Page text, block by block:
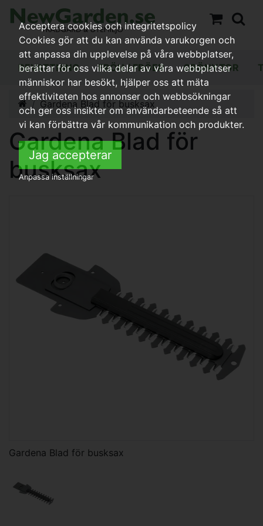
BEVATTNING FRÖN / FRÖER GRÖNYTOR
Gardena Blad för busksax
Gardena Blad för
busksax
Gardena Blad för busksax
Acceptera cookies och integritetspolicy
Cookies gör att du kan använda varukorgen och
att anpassa din upplevelse på våra webbplatser,
berättar för oss vilka delar av våra webbplatser
människor har besökt, hjälper oss att mäta
effektiviteten hos annonser och webbsökningar
och ger oss insikter om användarbeteende så att
vi kan förbättra vår kommunikation och produkter.
Jag accepterar
Anpassa inställningar